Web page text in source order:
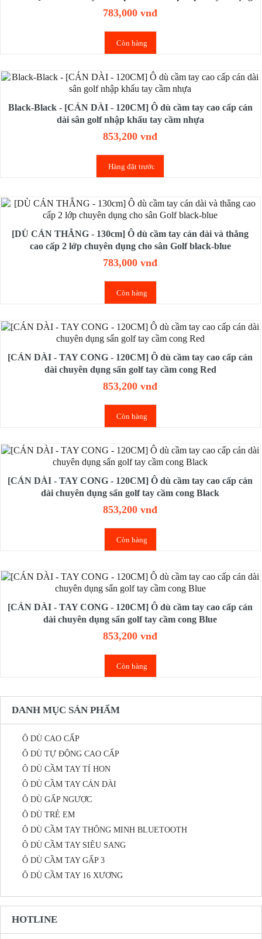
sân golf
783,000 vnđ
Còn hàng
Black-Black - [CÁN DÀI - 120CM] Ô dù cầm tay cao cấp cán
dài sân golf nhập khẩu tay cầm nhựa
853,200 vnđ
Hàng đặt trước
[DÙ CÁN THẲNG - 130cm] Ô dù cầm tay cán dài và thẳng
cao cấp 2 lớp chuyên dụng cho sân Golf black-blue
783,000 vnđ
Còn hàng
[CÁN DÀI - TAY CONG - 120CM] Ô dù cầm tay cao cấp cán
dài chuyên dụng sẩn golf tay cầm cong Red
853,200 vnđ
Còn hàng
[CÁN DÀI - TAY CONG - 120CM] Ô dù cầm tay cao cấp cán
dài chuyên dụng sẩn golf tay cầm cong Black
853,200 vnđ
Còn hàng
[CÁN DÀI - TAY CONG - 120CM] Ô dù cầm tay cao cấp cán
dài chuyên dụng sẩn golf tay cầm cong Blue
853,200 vnđ
Còn hàng
DANH MỤC SẢN PHẨM
Ô DÙ CAO CẤP
Ô DÙ TỰ ĐỘNG CAO CẤP
Ô DÙ CẦM TAY TÍ HON
Ô DÙ CẦM TAY CÁN DÀI
Ô DÙ GẤP NGƯỢC
Ô DÙ TRẺ EM
Ô DÙ CẦM TAY THÔNG MINH BLUETOOTH
Ô DÙ CẦM TAY SIÊU SANG
Ô DÙ CẦM TAY GẤP 3
Ô DÙ CẦM TAY 16 XƯƠNG
HOTLINE